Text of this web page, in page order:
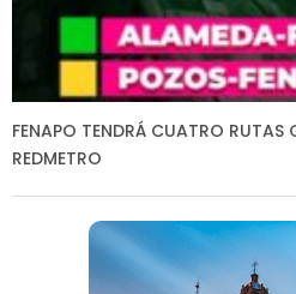
FENAPO TENDRÁ CUATRO RUTAS
REDMETRO